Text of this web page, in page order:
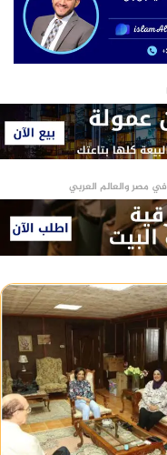
مصر والعالم العربي